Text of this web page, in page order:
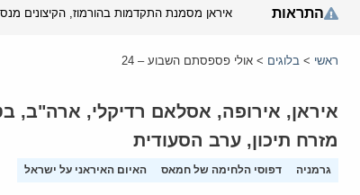
התראות איראן מסמנת התקדמות בהורמוז, הקיצונים
ראשי > בלוגים > אולי פספסתם השבוע – 24
איראן, אירופה, אסלאם רדיקלי, ארה"ב,
מזרח תיכון, ערב הסעודית
גרמניה דפוסי הלחימה של חמאס האיום האיראני על ישראל